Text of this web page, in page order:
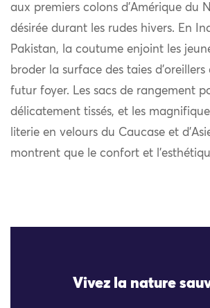
aux premiers colons d’Amérique du
désirée durant les rudes hivers. En
Pakistan, la coutume enjoint les
broder la surface des taies
futur foyer. Les sacs de rangement
délicatement tissés, et les
literie en velours du Caucase et
montrent que le confort et
Vivez la nature